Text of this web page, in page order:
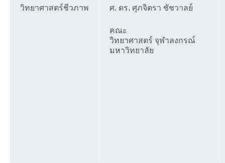
วิทยาศาสตร์ชีวภาพ ศ. ดร. ศุภจิตรา ชัชวาลย์
คณะ
วิทยาศาสตร์ จุฬาลงกรณ์
มหาวิทยาลัย